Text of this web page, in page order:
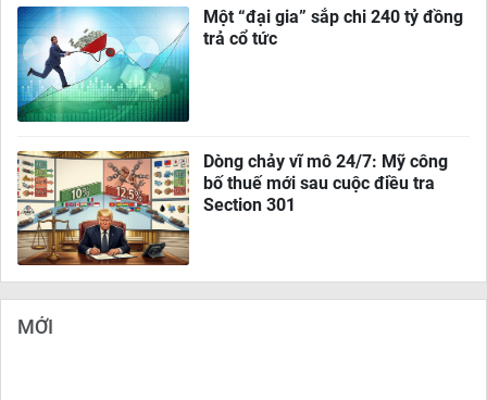
Một “đại gia” sắp chi 240 tỷ đồng
trả cổ tức
Dòng chảy vĩ mô 24/7: Mỹ công
bố thuế mới sau cuộc điều tra
Section 301
MỚI